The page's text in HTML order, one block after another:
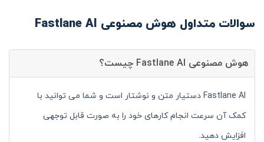
سوالات متداول هوش مصنوعی Fastlane AI
هوش مصنوعی Fastlane AI چیست؟
Fastlane AI دستیار متن و نوشتار است و شما می توانید با
کمک آن سرعت انجام کارهای خود را به صورت قابل توجهی
افزایش دهید.